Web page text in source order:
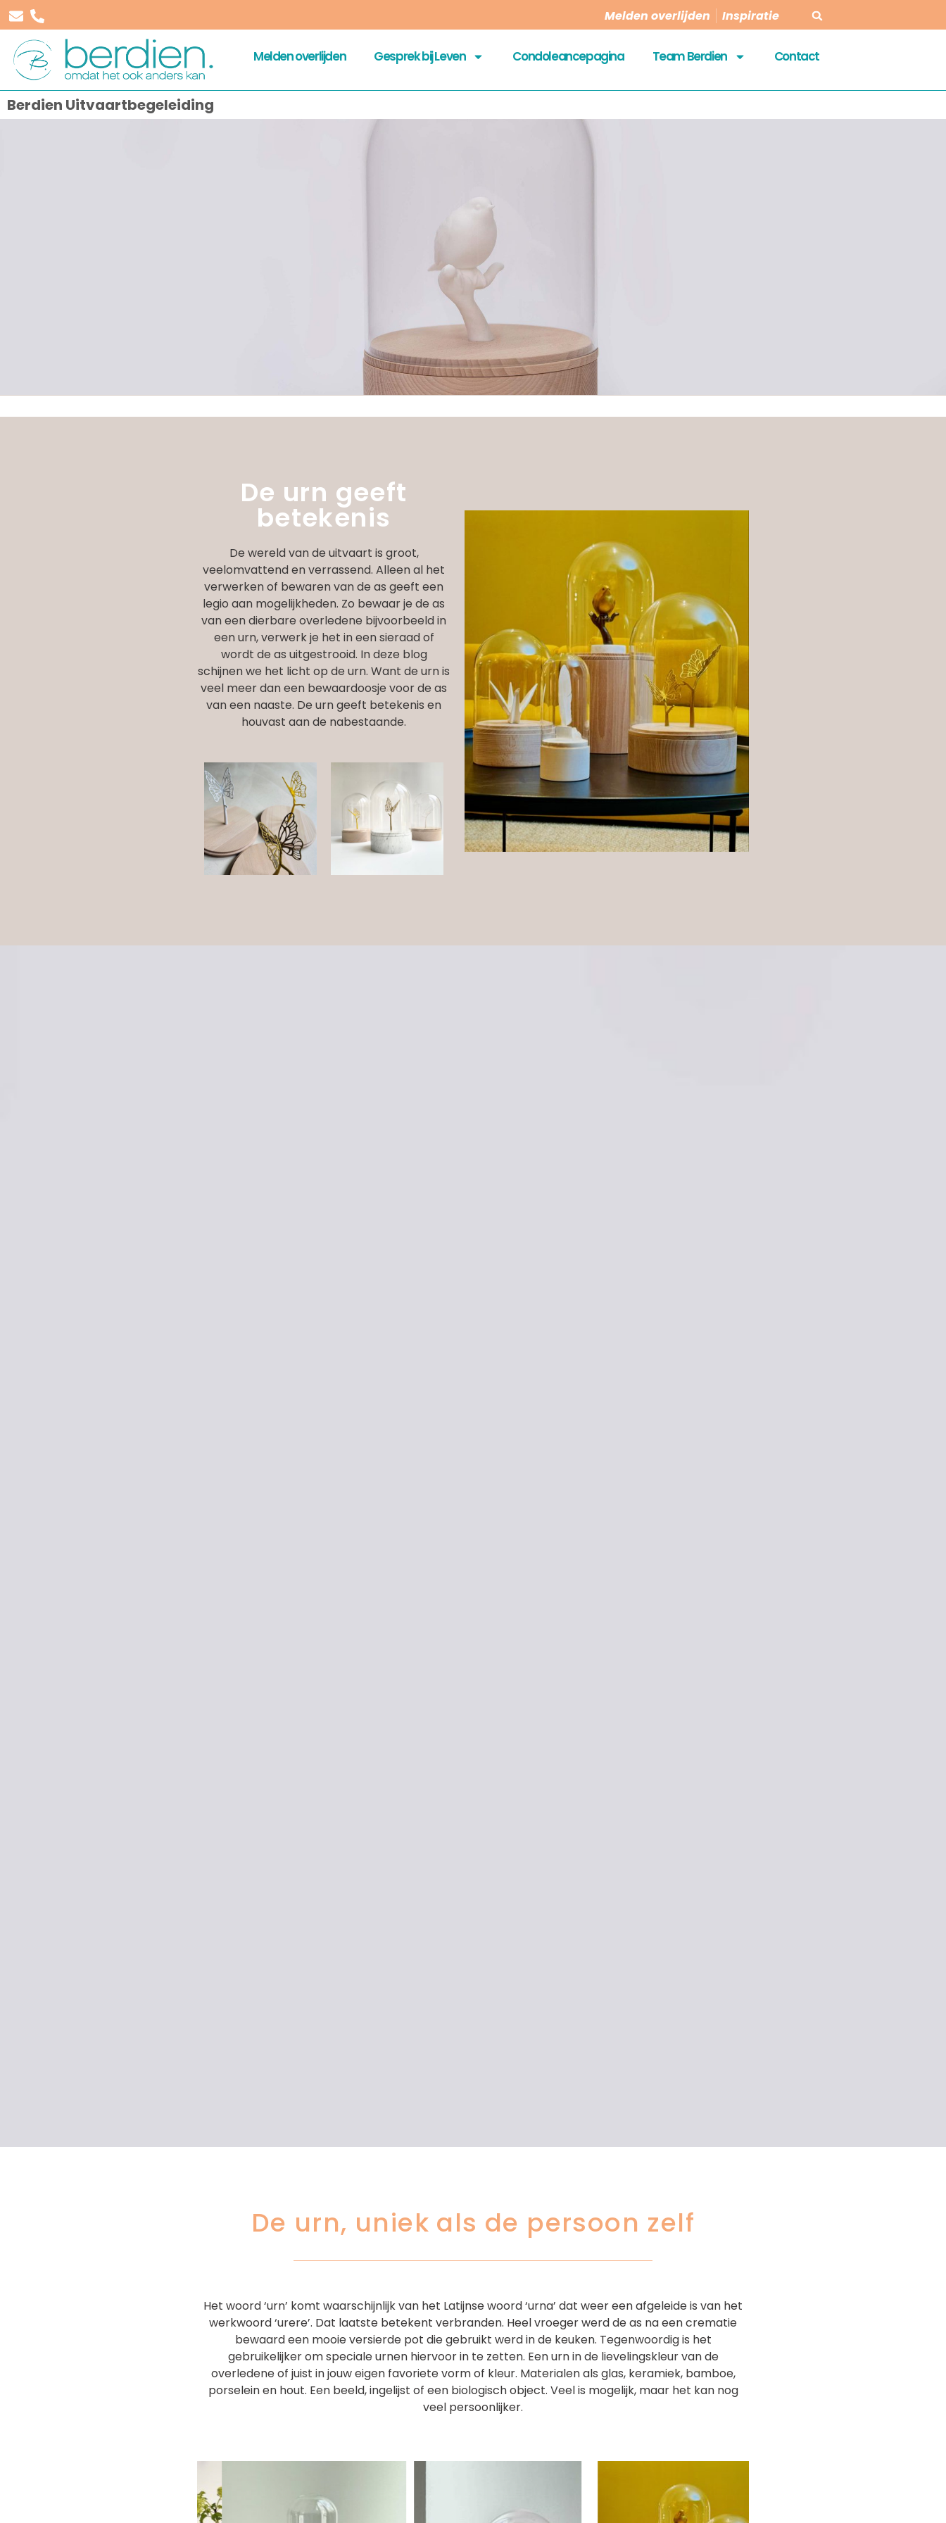
Melden overlijden Inspiratie
Melden overlijden Gesprek bij Leven Condoleancepagina Team Berdien Contact
Berdien Uitvaartbegeleiding
De urn geeft
betekenis
De wereld van de uitvaart is groot,
veelomvattend en verrassend. Alleen al het
verwerken of bewaren van de as geeft een
legio aan mogelijkheden. Zo bewaar je de as
van een dierbare overledene bijvoorbeeld in
een urn, verwerk je het in een sieraad of
wordt de as uitgestrooid. In deze blog
schijnen we het licht op de urn. Want de urn is
veel meer dan een bewaardoosje voor de as
van een naaste. De urn geeft betekenis en
houvast aan de nabestaande.
De urn, uniek als de persoon zelf
Het woord ‘urn’ komt waarschijnlijk van het Latijnse woord ‘urna’ dat weer een afgeleide is van het
werkwoord ‘urere’. Dat laatste betekent verbranden. Heel vroeger werd de as na een crematie
bewaard een mooie versierde pot die gebruikt werd in de keuken. Tegenwoordig is het
gebruikelijker om speciale urnen hiervoor in te zetten. Een urn in de lievelingskleur van de
overledene of juist in jouw eigen favoriete vorm of kleur. Materialen als glas, keramiek, bamboe,
porselein en hout. Een beeld, ingelijst of een biologisch object. Veel is mogelijk, maar het kan nog
veel persoonlijker.